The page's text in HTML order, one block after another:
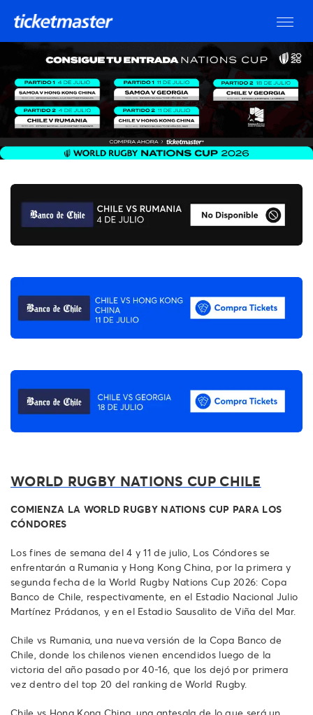
WORLD RUGBY NATIONS CUP CHILE
COMIENZA LA WORLD RUGBY NATIONS CUP PARA LOS
CÓNDORES
Los fines de semana del 4 y 11 de julio, Los Cóndores se
enfrentarán a Rumania y Hong Kong China, por la primera y
segunda fecha de la World Rugby Nations Cup 2026: Copa
Banco de Chile, respectivamente, en el Estadio Nacional Julio
Martínez Prádanos, y en el Estadio Sausalito de Viña del Mar.
Chile vs Rumania, una nueva versión de la Copa Banco de
Chile, donde los chilenos vienen encendidos luego de la
victoria del año pasado por 40-16, que los dejó por primera
vez dentro del top 20 del ranking de World Rugby.
Chile vs Hong Kong China, una antesala de lo que será un